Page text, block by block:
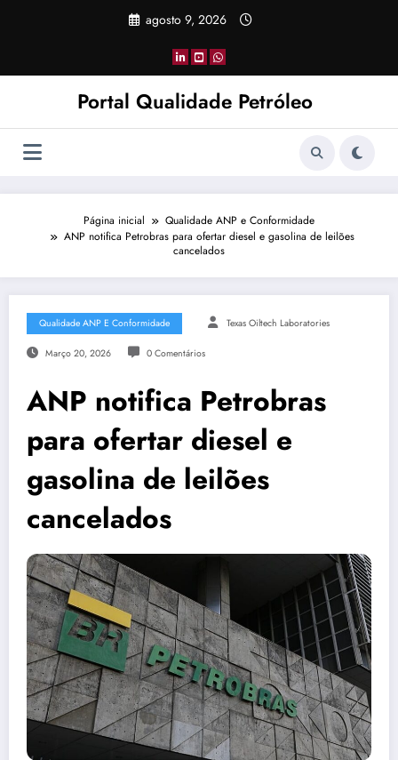
agosto 9, 2026
Portal Qualidade Petróleo
Página inicial
Qualidade ANP e Conformidade
ANP notifica Petrobras para ofertar diesel e gasolina de leilões
cancelados
Qualidade ANP E Conformidade Texas Oiltech Laboratories
Março 20, 2026 0 Comentários
ANP notifica Petrobras
para ofertar diesel e
gasolina de leilões
cancelados